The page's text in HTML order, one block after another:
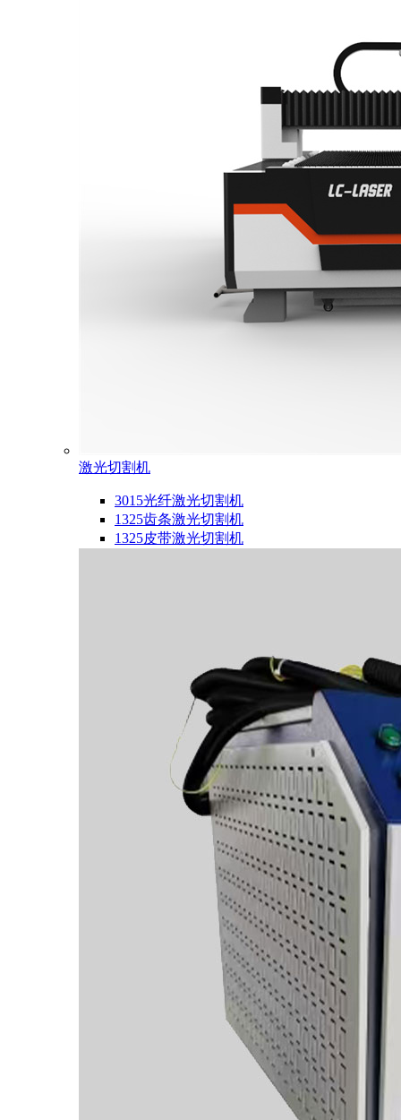
激光切割机
3015光纤激光切割机
1325齿条激光切割机
1325皮带激光切割机